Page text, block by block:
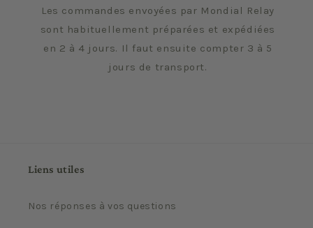
Les commandes envoyées par Mondial Relay
sont habituellement préparées et expédiées
en 2 à 4 jours. Il faut ensuite compter 3 à 5
jours de transport.
Liens utiles
Nos réponses à vos questions